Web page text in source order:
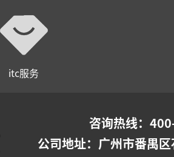
itc服务
咨询热线：
公司地址： 广州市番禺